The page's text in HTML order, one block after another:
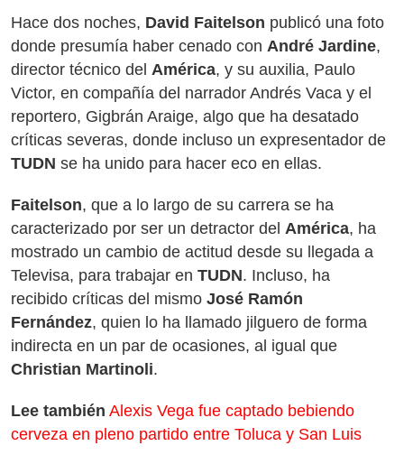
Hace dos noches, David Faitelson publicó una foto
donde presumía haber cenado con André Jardine,
director técnico del América, y su auxilia, Paulo
Victor, en compañía del narrador Andrés Vaca y el
reportero, Gigbrán Araige, algo que ha desatado
críticas severas, donde incluso un expresentador de
TUDN se ha unido para hacer eco en ellas.
Faitelson, que a lo largo de su carrera se ha
caracterizado por ser un detractor del América, ha
mostrado un cambio de actitud desde su llegada a
Televisa, para trabajar en TUDN. Incluso, ha
recibido críticas del mismo José Ramón
Fernández, quien lo ha llamado jilguero de forma
indirecta en un par de ocasiones, al igual que
Christian Martinoli.
Lee también Alexis Vega fue captado bebiendo
cerveza en pleno partido entre Toluca y San Luis